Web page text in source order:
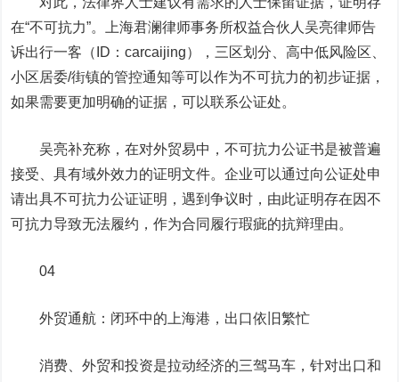
在“不可抗力”。上海君澜律师事务所权益合伙人吴亮律师告
诉出行一客（ID：carcaijing）
，三区划分、高中低风险区、
小区居委/街镇的管控通知等可以作为不可抗力的初步证据，
如果需要更加明确的证据，可以联系公证处。
吴亮补充称，在对外贸易中，不可抗力公证书是被普遍
接受、具有域外效力的证明文件。企业可以通过向公证处申
请出具不可抗力公证证明，遇到争议时，由此证明存在因不
可抗力导致无法履约，作为合同履行瑕疵的抗辩理由。
04
外贸通航：闭环中的上海港，出口依旧繁忙
消费、外贸和投资是拉动经济的三驾马车，针对出口和